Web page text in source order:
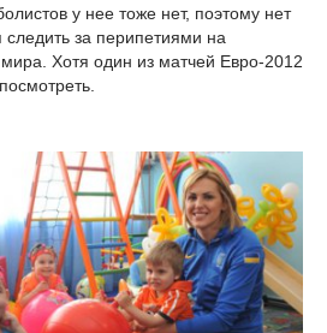
у нее тоже нет, поэтому нет
за перипетиями на
Хотя один из матчей Евро-2012